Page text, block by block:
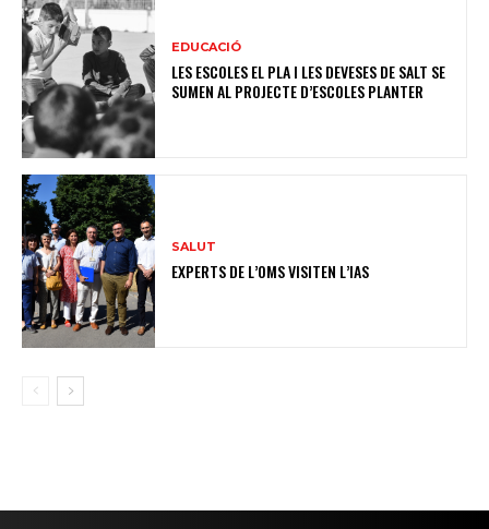
EDUCACIÓ
LES ESCOLES EL PLA I LES DEVESES DE SALT SE
SUMEN AL PROJECTE D’ESCOLES PLANTER
SALUT
EXPERTS DE L’OMS VISITEN L’IAS